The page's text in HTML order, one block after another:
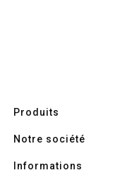
Produits
Notre société
Informations